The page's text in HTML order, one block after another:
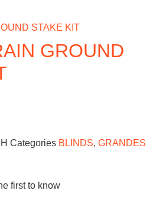
GROUND
Categories BLINDS, GRANDES
first to know